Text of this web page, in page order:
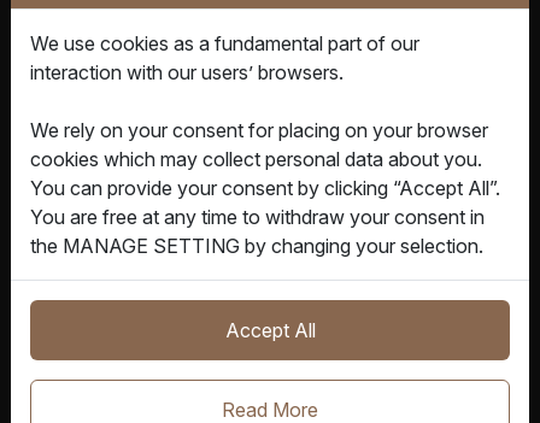
行业
托运人与
货代与无
船承运人
承运人
港口与码
政府机构
解决方
案
站式解决
方案
数智服务
智能集装
箱与物联
核心科
技
器学习
数字孪生
物联网
区块链
洞见与
动态
瞻洞见
新闻与报
道
奖项与认
证
关于
事
领导团队
We use cookies as a fundamental part of our
interaction with our users’ browsers.
We rely on your consent for placing on your browser
cookies which may collect personal data about you.
You can provide your consent by clicking “Accept All”.
You are free at any time to withdraw your consent in
the MANAGE SETTING by changing your selection.
Accept All
Read More